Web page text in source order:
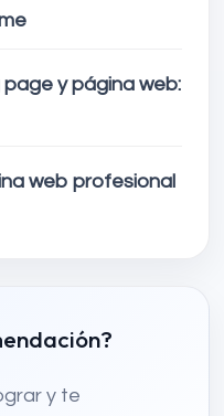
y página web:
web profesional
y te